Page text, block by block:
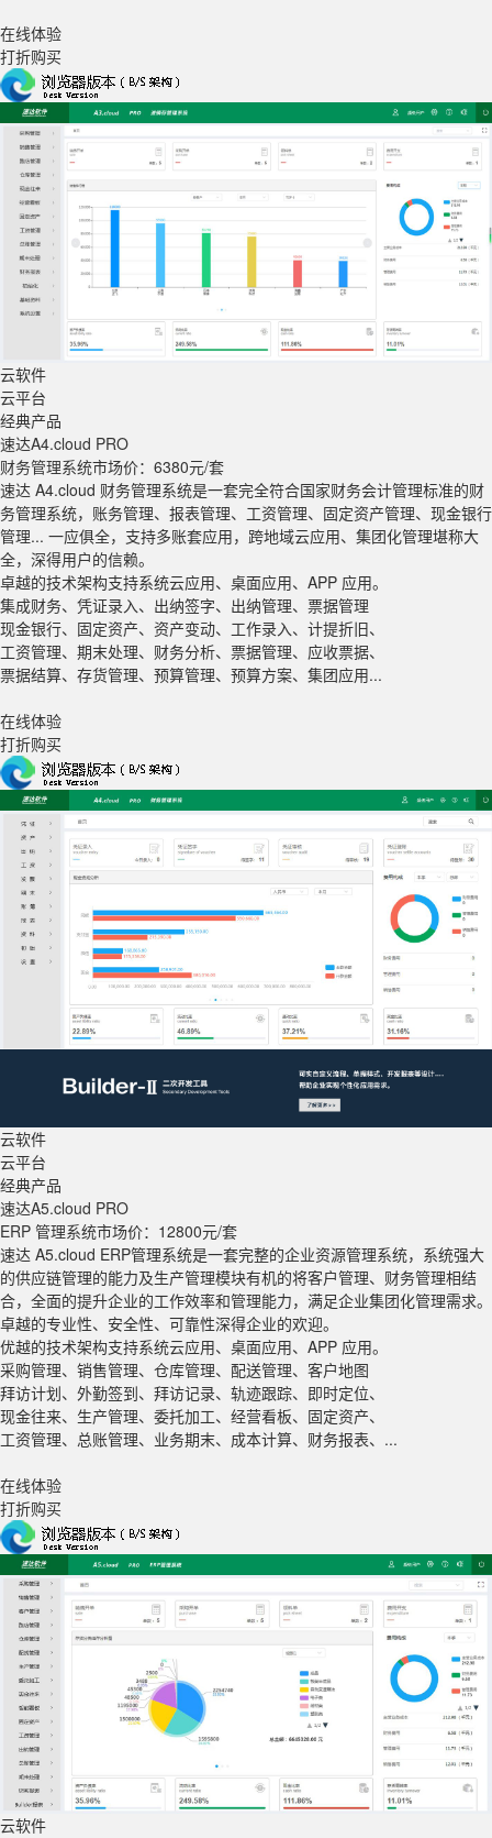
在线体验
打折购买
云软件
云平台
经典产品
速达A4.cloud PRO
财务管理系统市场价：6380元/套
速达 A4.cloud 财务管理系统是一套完全符合国家财务会计管理标准的财
务管理系统，账务管理、报表管理、工资管理、固定资产管理、现金银行
管理... 一应俱全，支持多账套应用，跨地域云应用、集团化管理堪称大
全，深得用户的信赖。
卓越的技术架构支持系统云应用、桌面应用、APP 应用。
集成财务、凭证录入、出纳签字、出纳管理、票据管理
现金银行、固定资产、资产变动、工作录入、计提折旧、
工资管理、期末处理、财务分析、票据管理、应收票据、
票据结算、存货管理、预算管理、预算方案、集团应用...
在线体验
打折购买
云软件
云平台
经典产品
速达A5.cloud PRO
ERP 管理系统市场价：12800元/套
速达 A5.cloud ERP管理系统是一套完整的企业资源管理系统，系统强大
的供应链管理的能力及生产管理模块有机的将客户管理、财务管理相结
合，全面的提升企业的工作效率和管理能力，满足企业集团化管理需求。
卓越的专业性、安全性、可靠性深得企业的欢迎。
优越的技术架构支持系统云应用、桌面应用、APP 应用。
采购管理、销售管理、仓库管理、配送管理、客户地图
拜访计划、外勤签到、拜访记录、轨迹跟踪、即时定位、
现金往来、生产管理、委托加工、经营看板、固定资产、
工资管理、总账管理、业务期末、成本计算、财务报表、...
在线体验
打折购买
云软件